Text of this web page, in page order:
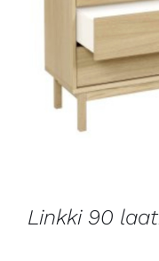
Linkki 90